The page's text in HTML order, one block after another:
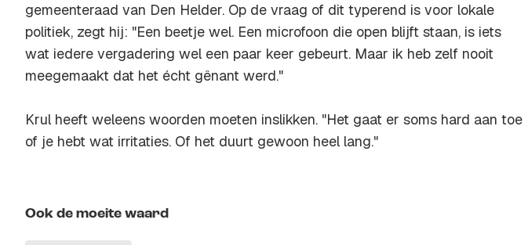
gemeenteraad van Den Helder. Op de vraag of dit typerend is voor lokale
politiek, zegt hij: "Een beetje wel. Een microfoon die open blijft staan, is iets
wat iedere vergadering wel een paar keer gebeurt. Maar ik heb zelf nooit
meegemaakt dat het écht gênant werd."
Krul heeft weleens woorden moeten inslikken. "Het gaat er soms hard aan toe
of je hebt wat irritaties. Of het duurt gewoon heel lang."
Ook de moeite waard